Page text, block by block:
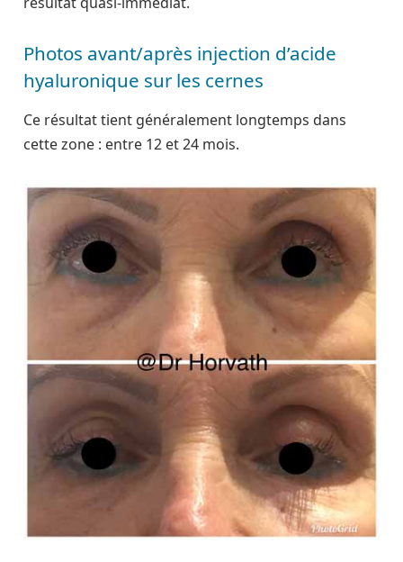
Photos avant/après injection d’acide
hyaluronique sur les cernes
Ce résultat tient généralement longtemps dans
cette zone : entre 12 et 24 mois.